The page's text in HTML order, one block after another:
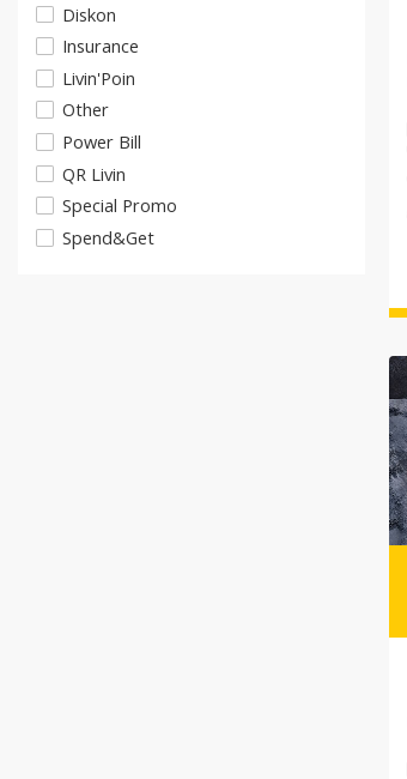
Diskon
Insurance
Livin'Poin
Other
Power Bill
QR Livin
Special Promo
Spend&Get